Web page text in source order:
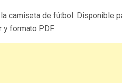
camiseta de fútbol. Disponible
y formato PDF.